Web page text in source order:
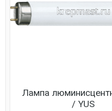
Лампа
/ YUS